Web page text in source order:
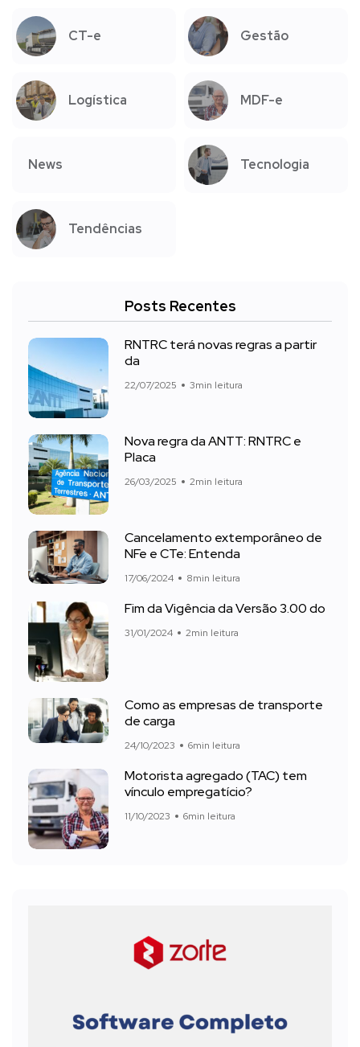
CT-e Gestão
Logística MDF-e
News Tecnologia
Tendências
Posts Recentes
RNTRC terá novas regras a partir
da
22/07/2025 3min leitura
Nova regra da ANTT: RNTRC e
Placa
26/03/2025 2min leitura
Cancelamento extemporâneo de
NFe e CTe: Entenda
17/06/2024 8min leitura
Fim da Vigência da Versão 3.00 do
31/01/2024 2min leitura
Como as empresas de transporte
de carga
24/10/2023 6min leitura
Motorista agregado (TAC) tem
vínculo empregatício?
11/10/2023 6min leitura